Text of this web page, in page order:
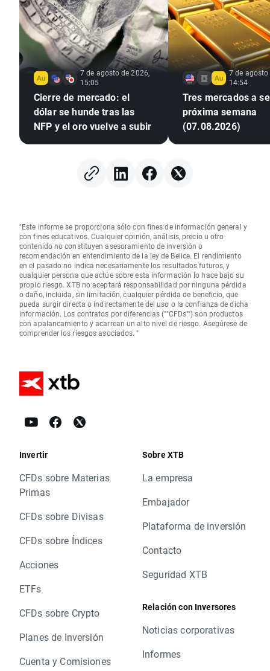
7 de agosto de 2026,
15:05
Cierre de mercado: el
dólar se hunde tras las
NFP y el oro vuelve a subir
7 de agosto
14:54
Tres mercados a
próxima semana
(07.08.2026)
"Este informe se proporciona sólo con fines de información general y
con fines educativos. Cualquier opinión, análisis, precio u otro
contenido no constituyen asesoramiento de inversión o
recomendación en entendimiento de la ley de Belice. El rendimiento
en el pasado no indica necesariamente los resultados futuros, y
cualquier persona que actúe sobre esta información lo hace bajo su
propio riesgo. XTB no aceptará responsabilidad por ninguna pérdida
o daño, incluida, sin limitación, cualquier pérdida de beneficio, que
pueda surgir directa o indirectamente del uso o la confianza de dicha
información. Los contratos por diferencias (""CFDs"") son productos
con apalancamiento y acarrean un alto nivel de riesgo. Asegúrese de
comprender los riesgos asociados. "
Invertir
CFDs sobre Materias
Primas
CFDs sobre Divisas
CFDs sobre Índices
Acciones
ETFs
CFDs sobre Crypto
Planes de Inversión
Cuenta y Comisiones
Sobre XTB
La empresa
Embajador
Plataforma de inversión
Contacto
Seguridad XTB
Relación con Inversores
Noticias corporativas
Informes